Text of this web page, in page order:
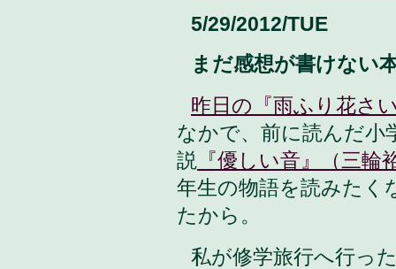
5/29/2012/TUE
まだ感想が書けない
昨日の『雨ふり花さ
なかで、前に読んだ小
説 『優しい音』（三輪
年生の物語を読みたく
たから。
私が修学旅行へ行っ